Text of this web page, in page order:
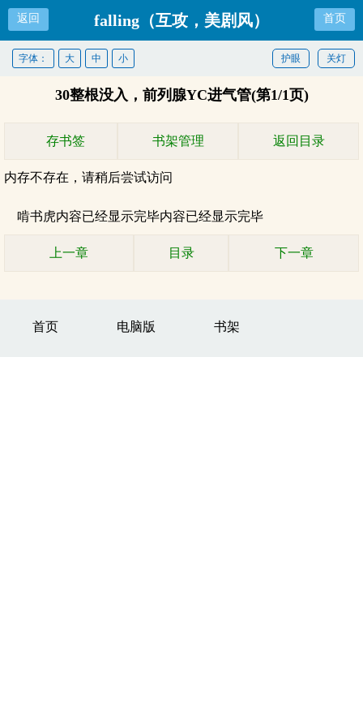
返回 falling（互攻，美剧风） 首页
关灯
护眼
字体： 大 中 小
30整根没入，前列腺YC进气管(第1/1页)
存书签 书架管理 返回目录
内存不存在，请稍后尝试访问
啃书虎内容已经显示完毕内容已经显示完毕
上一章 目录 下一章
首页 电脑版 书架